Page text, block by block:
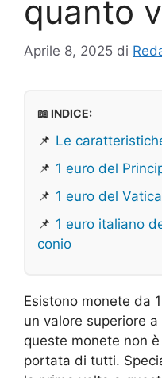
quanto
Aprile 8, 2025 di
📖 INDICE:
📌 Le
📌 1 euro del
📌 1 euro del
📌 1 euro italiano
conio
Esistono monete da
un valore superiore
queste monete non
portata di tutti.